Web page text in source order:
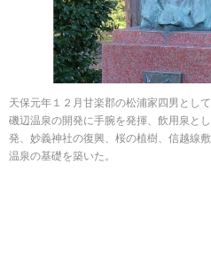
天保元年１２月甘楽郡の松浦家四男とし
磯辺温泉の開発に手腕を発揮、飲用泉と
発、妙義神社の復興、桜の植樹、信越線
温泉の基礎を築いた。